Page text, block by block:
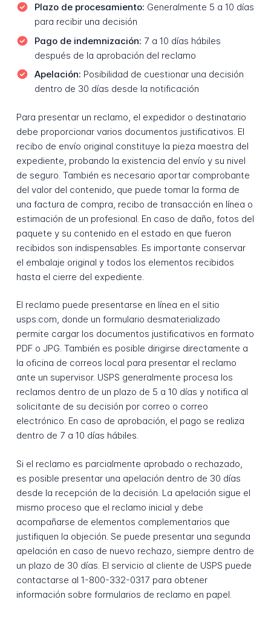
Plazo de procesamiento: Generalmente 5 a 10 días
para recibir una decisión
Pago de indemnización: 7 a 10 días hábiles
después de la aprobación del reclamo
Apelación: Posibilidad de cuestionar una decisión
dentro de 30 días desde la notificación
Para presentar un reclamo, el expedidor o destinatario
debe proporcionar varios documentos justificativos. El
recibo de envío original constituye la pieza maestra del
expediente, probando la existencia del envío y su nivel
de seguro. También es necesario aportar comprobante
del valor del contenido, que puede tomar la forma de
una factura de compra, recibo de transacción en línea o
estimación de un profesional. En caso de daño, fotos del
paquete y su contenido en el estado en que fueron
recibidos son indispensables. Es importante conservar
el embalaje original y todos los elementos recibidos
hasta el cierre del expediente.
El reclamo puede presentarse en línea en el sitio
usps.com, donde un formulario desmaterializado
permite cargar los documentos justificativos en formato
PDF o JPG. También es posible dirigirse directamente a
la oficina de correos local para presentar el reclamo
ante un supervisor. USPS generalmente procesa los
reclamos dentro de un plazo de 5 a 10 días y notifica al
solicitante de su decisión por correo o correo
electrónico. En caso de aprobación, el pago se realiza
dentro de 7 a 10 días hábiles.
Si el reclamo es parcialmente aprobado o rechazado,
es posible presentar una apelación dentro de 30 días
desde la recepción de la decisión. La apelación sigue el
mismo proceso que el reclamo inicial y debe
acompañarse de elementos complementarios que
justifiquen la objeción. Se puede presentar una segunda
apelación en caso de nuevo rechazo, siempre dentro de
un plazo de 30 días. El servicio al cliente de USPS puede
contactarse al 1-800-332-0317 para obtener
información sobre formularios de reclamo en papel.